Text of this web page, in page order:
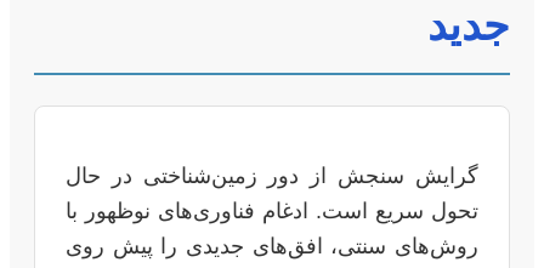
جدید
گرایش سنجش از دور زمین‌شناختی در حال
تحول سریع است. ادغام فناوری‌های نوظهور با
روش‌های سنتی، افق‌های جدیدی را پیش روی